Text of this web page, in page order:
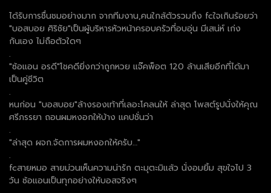
ได้รับการชื่นชมอย่างมาก จากทีมงาน,คนใกล้ตัวรวมถึง fcใจเกินร้อยว่า
"บอสบอย ศิริชัย"เป็นผู้บริหารหัวหน้าครอบครัวที่อบอุ่น มีเสน่ห์ เก่ง
กันเอง ไม่ถือตัวใดๆ
.
"ซ้อแอน อรดี"โชคดียิ่งกว่าถูกหวย แจ๊คพ็อต 120 ล้านเสียอีกที่ได้มา
เป็นคู่ชีวิต
.
หนก่อน "บอสบอย"ล้างรองเท้าที่เลอะโคลนให้ ล่าสุด โพสต์รูปนั่งให้คุณ
ศรีภรรยา ถอนผมหงอกให้บ้าง แคปชั่นว่า
.
"ล่าสุด ผจก.จัดการผมหงอกให้ครับ…"
.
fcสายหมอ สายม่วนเห็นความน่ารัก ตะมุตะมิแล้ว นั่งอมยิ้ม สุขใจไป 3
วัน ซ้อแอนเป็นทุกอย่างให้บอสจริงๆ